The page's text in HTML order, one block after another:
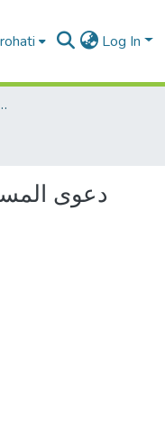
Log In
- Marrakech
دعوى